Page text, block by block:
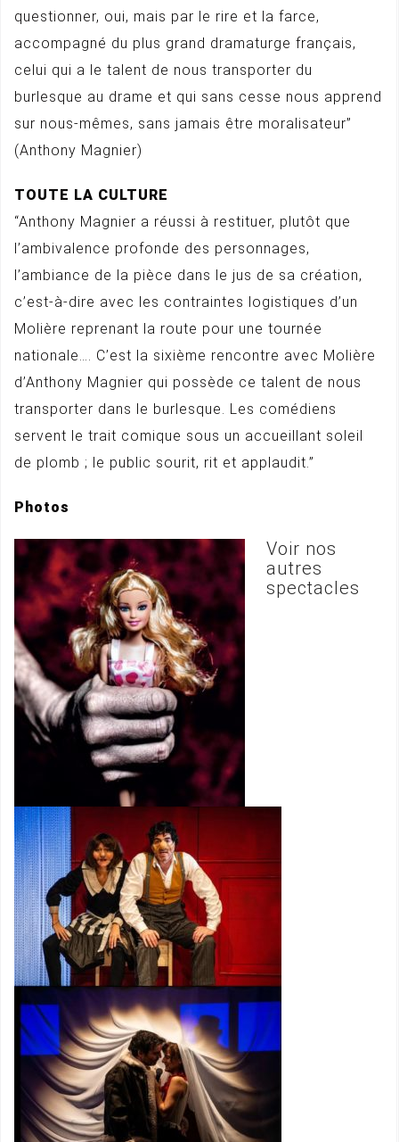
questionner, oui, mais par le rire et la farce,
accompagné du plus grand dramaturge français,
celui qui a le talent de nous transporter du
burlesque au drame et qui sans cesse nous apprend
sur nous-mêmes, sans jamais être moralisateur”
(Anthony Magnier)
TOUTE LA CULTURE
“Anthony Magnier a réussi à restituer, plutôt que
l’ambivalence profonde des personnages,
l’ambiance de la pièce dans le jus de sa création,
c’est-à-dire avec les contraintes logistiques d’un
Molière reprenant la route pour une tournée
nationale…. C’est la sixième rencontre avec Molière
d’Anthony Magnier qui possède ce talent de nous
transporter dans le burlesque. Les comédiens
servent le trait comique sous un accueillant soleil
de plomb ; le public sourit, rit et applaudit.”
Photos
Voir nos
autres
spectacles